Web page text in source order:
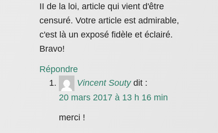
II de la loi, article qui vient d'être
censuré. Votre article est admirable,
c'est là un exposé fidèle et éclairé.
Bravo!
Répondre
Vincent Souty dit :
20 mars 2017 à 13 h 16 min
merci !